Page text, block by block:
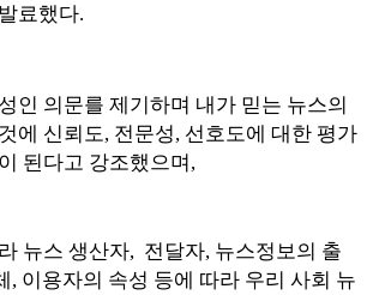
료했다.
인 의문를 제기하며 내가 믿는 뉴스의
에 신뢰도, 전문성, 선호도에 대한 평가
된다고 강조했으며 ,
뉴스 생산자, 전달자, 뉴스정보의 출
, 이용자의 속성 등에 따라 우리 사회 뉴